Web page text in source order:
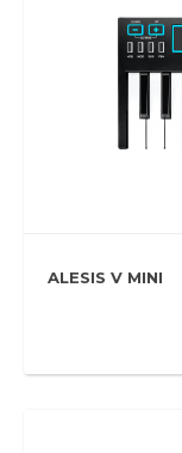
ALESIS V MINI